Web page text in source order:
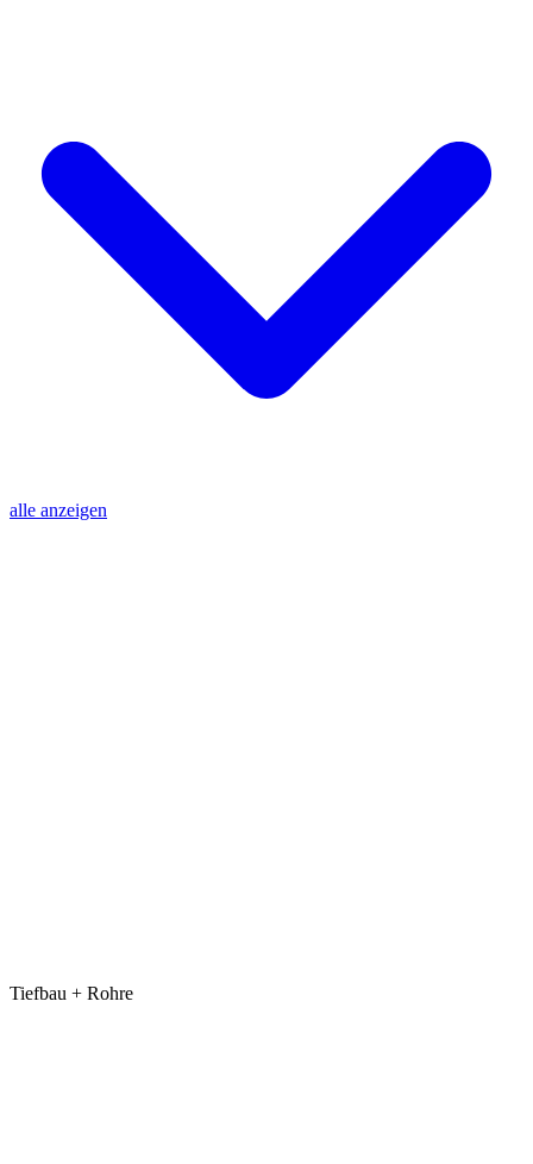
alle anzeigen
Tiefbau + Rohre